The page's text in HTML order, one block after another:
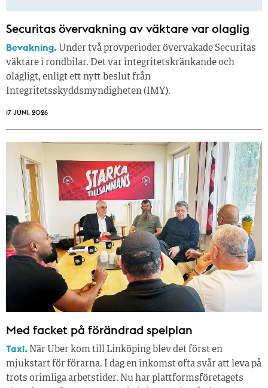
Securitas övervakning av väktare var olaglig
Bevakning. Under två provperioder övervakade Securitas
väktare i rondbilar. Det var integritetskränkande och
olagligt, enligt ett nytt beslut från
Integritetsskyddsmyndigheten (IMY).
17 JUNI, 2026
Med facket på förändrad spelplan
Taxi. När Uber kom till Linköping blev det först en
mjukstart för förarna. I dag en inkomst ofta svår att leva på
trots orimliga arbetstider. Nu har plattformsföretagets